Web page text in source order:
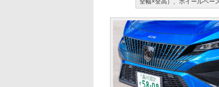
全幅×全高）、ホイールベー